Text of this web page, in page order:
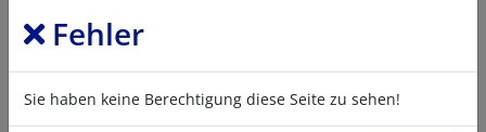
Fehler
Sie haben keine Berechtigung diese Seite zu sehen!